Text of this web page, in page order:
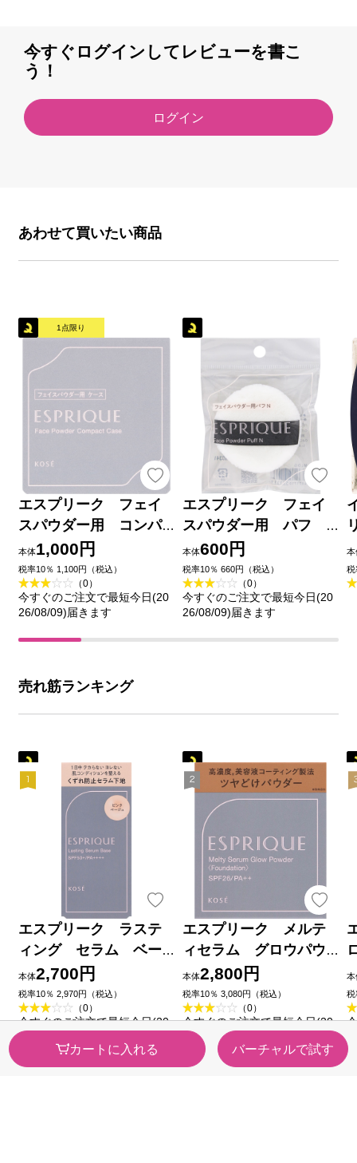
カートに入れる バーチャルで試す
今すぐログインしてレビューを書こ
う！
ログイン
あわせて買いたい商品
1点限り
エスプリーク フェイ
スパウダー用 コンパ
クトケース ＿ コーセー
本体1,000円
税率10％ 1,100円（税込）
（0）
今すぐのご注文で最短今日(20
26/08/09)届きます
エスプリーク フェイ
スパウダー用 パフ
Ｎ ＿ コーセー
本体600円
税率10％ 660円（税込）
（0）
今すぐのご注文で最短今日(20
26/08/09)届きます
本
税
売れ筋ランキング
エスプリーク ラステ
ィング セラム ベー
ス ０１ ピンクベー
ジュ ２５ｇ コーセー
本体2,700円
税率10％ 2,970円（税込）
（0）
今すぐのご注文で最短今日(20
26/08/09)届きます
エスプリーク メルテ
ィセラム グロウパウ
ダー （レフィル）
ＯＣ－４１０ オーク
ル ９ｇ コーセー
本体2,800円
税率10％ 3,080円（税込）
（0）
今すぐのご注文で最短今日(20
26/08/09)届きます
本
税